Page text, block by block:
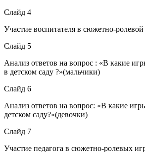
Слайд 4
Участие воспитателя в сюжетно-ролевой
Слайд 5
Анализ ответов на вопрос : «В какие
в детском саду ?»(мальчики)
Слайд 6
Анализ ответов на вопрос: «В какие
детском саду?»(девочки)
Слайд 7
Участие педагога в сюжетно-ролевых